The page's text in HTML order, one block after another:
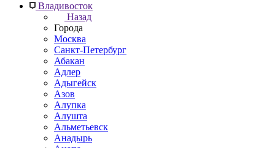
Владивосток
Назад
Города
Москва
Санкт-Петербург
Абакан
Адлер
Адыгейск
Азов
Алупка
Алушта
Альметьевск
Анадырь